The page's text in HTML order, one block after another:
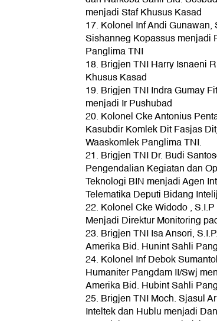
menjadi Staf Khusus Kasad
17. Kolonel Inf Andi
Sishanneg Kopassus menjadi
Panglima TNI
18. Brigjen TNI Harry Isnaeni
Khusus Kasad
19. Brigjen TNI Indra Gumay
menjadi Ir Pushubad
20. Kolonel Cke Antonius
Kasubdir Komlek Dit Fasjas
Waaskomlek Panglima TNI.
21. Brigjen TNI Dr. Budi
Pengendalian Kegiatan dan
Teknologi BIN menjadi Agen
Telematika Deputi Bidang
22. Kolonel Cke Widodo ,
Menjadi Direktur Monitoring
23. Brigjen TNI Isa Ansori,
Amerika Bid. Hunint Sahli
24. Kolonel Inf Debok
Humaniter Pangdam II/Swj
Amerika Bid. Hubint Sahli
25. Brigjen TNI Moch. Sjasul
Inteltek dan Hublu menjadi